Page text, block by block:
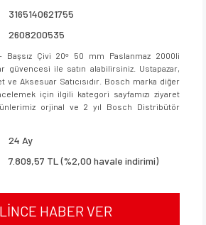
3165140621755
2608200535
Başsız Çivi 20ᵒ 50 mm Paslanmaz 2000li
güvencesi ile satın alabilirsiniz. Ustapazar,
ve Aksesuar Satıcısıdır. Bosch marka diğer
için ilgili kategori sayfamızı ziyaret
orjinal ve 2 yıl Bosch Distribütör
24 Ay
7.809,57 TL (%2,00 havale indirimi)
HABER VER